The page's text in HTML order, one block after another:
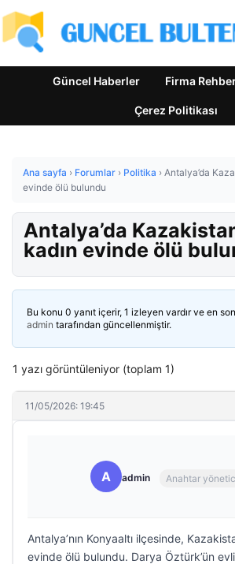
Güncel Haberler Firma
Çerez Politikası
Ana sayfa › Forumlar › Politika › Antalya’da
evinde ölü bulundu
Antalya’da
kadın evinde ölü
Bu konu 0 yanıt içerir, 1 izleyen vardır ve en son
admin tarafından güncellenmiştir.
1 yazı görüntüleniyor (toplam 1)
11/05/2026: 19:45
A admin Anahtar
Antalya’nın Konyaaltı ilçesinde,
evinde ölü bulundu. Darya Öztürk’ün